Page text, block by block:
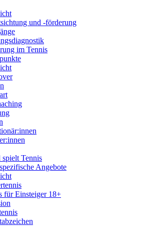
und -förderung
im Tennis
spielt Tennis
Angebote
für Einsteiger 18+